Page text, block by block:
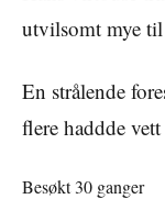
utvilsomt mye
En strålende
flere haddde
Besøkt 30 ganger